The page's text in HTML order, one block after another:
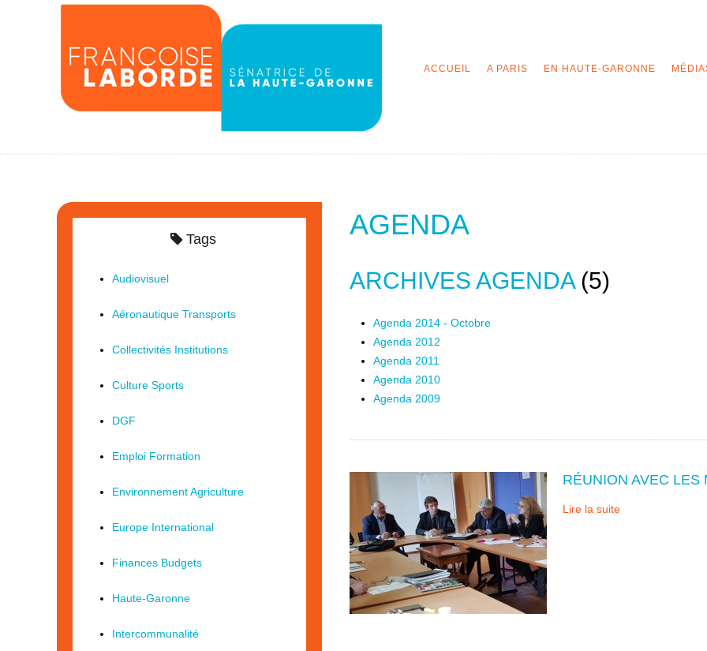
ACCUEIL A PARIS EN HAUTE-GARONNE
AGENDA
ARCHIVES AGENDA (5)
Agenda 2014 - Octobre
Agenda 2012
Agenda 2011
Agenda 2010
Agenda 2009
RÉUNION AVEC LES
Lire la suite
Tags
Audiovisuel
Aéronautique Transports
Collectivités Institutions
Culture Sports
DGF
Emploi Formation
Environnement Agriculture
Europe International
Finances Budgets
Haute-Garonne
Intercommunalité